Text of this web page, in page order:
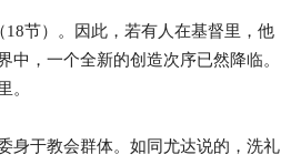
节）。因此，若有人在基督里，他
，一个全新的创造次序已然降临。
。
身于教会群体。如同尤达说的，洗礼